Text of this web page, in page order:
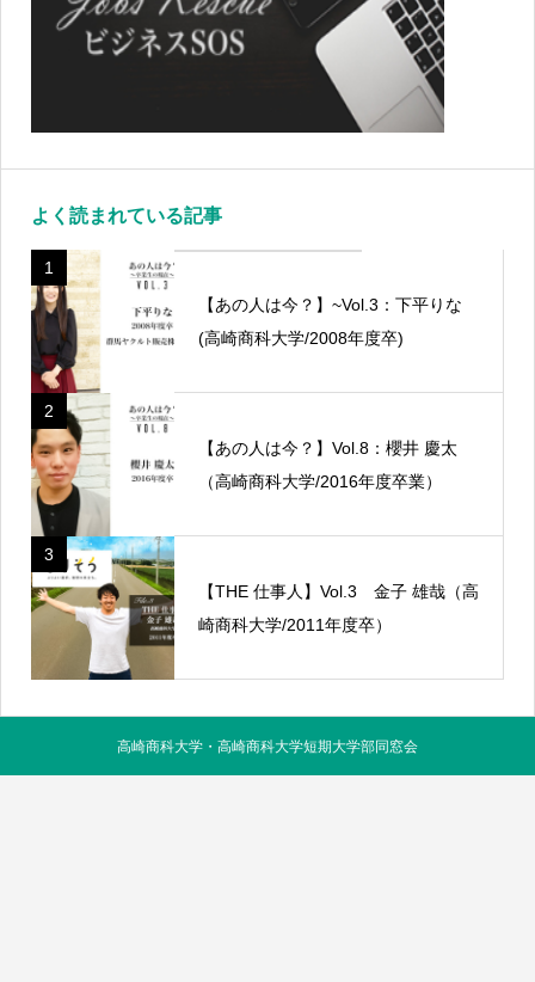
よく読まれている記事
1
【あの人は今？】~Vol.3：下平りな
(高崎商科大学/2008年度卒)
2
【あの人は今？】Vol.8：櫻井 慶太
（高崎商科大学/2016年度卒業）
3
【THE 仕事人】Vol.3 金子 雄哉（高
崎商科大学/2011年度卒）
高崎商科大学・高崎商科大学短期大学部同窓会